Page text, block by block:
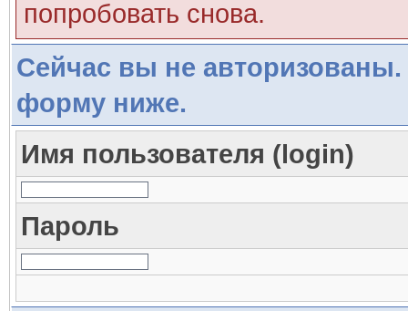
попробовать снова.
Сейчас вы не авторизованы.
форму ниже.
Имя пользователя (login)
Пароль